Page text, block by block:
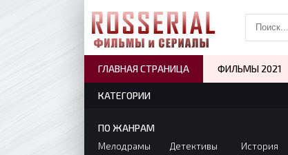
КАТЕГОРИИ
ПО ЖАНРАМ
Мелодрамы
Детективы
История
ГЛАВНАЯ СТРАНИЦА ФИЛЬМЫ 2021